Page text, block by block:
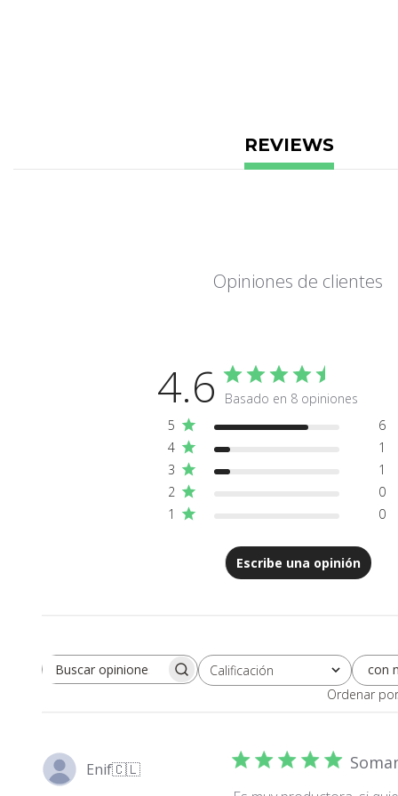
REVIEWS
Opiniones de clientes
4.6
Basado en 8 opiniones
5
6
4
1
3
1
2
0
1
0
Escribe una opinión
Buscar opinionesCalificación
Todas las clasificaciones
con
Ordenar por:
Enif🇨🇱